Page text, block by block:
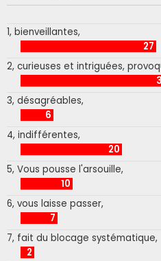
1, bienveillantes,
27
2, curieuses et intriguées,
3, désagréables,
6
4, indifférentes,
20
5, Vous pousse l'arsouille,
10
6, vous laisse passer,
7
7, fait du blocage systématique,
2